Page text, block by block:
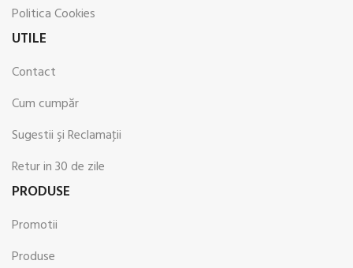
Politica Cookies
UTILE
Contact
Cum cumpăr
Sugestii şi Reclamaţii
Retur in 30 de zile
PRODUSE
Promotii
Produse